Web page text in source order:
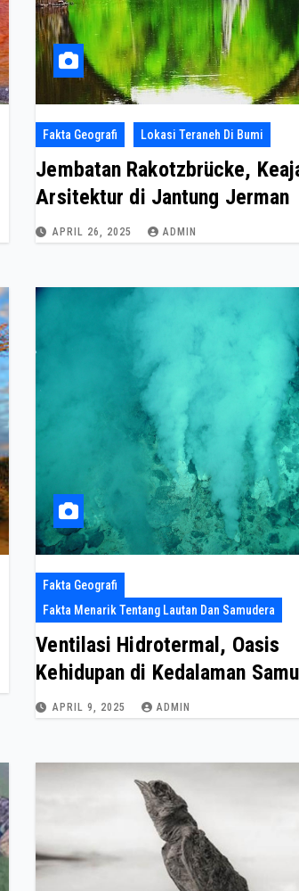
Fakta Geografi Lokasi Teraneh Di Bumi
Jembatan Rakotzbrücke,
Arsitektur di Jantung Jerman
APRIL 26, 2025 ADMIN
Fakta Geografi
Fakta Menarik Tentang Lautan Dan Samudera
Ventilasi Hidrotermal, Oasis
Kehidupan di Kedalaman
APRIL 9, 2025 ADMIN